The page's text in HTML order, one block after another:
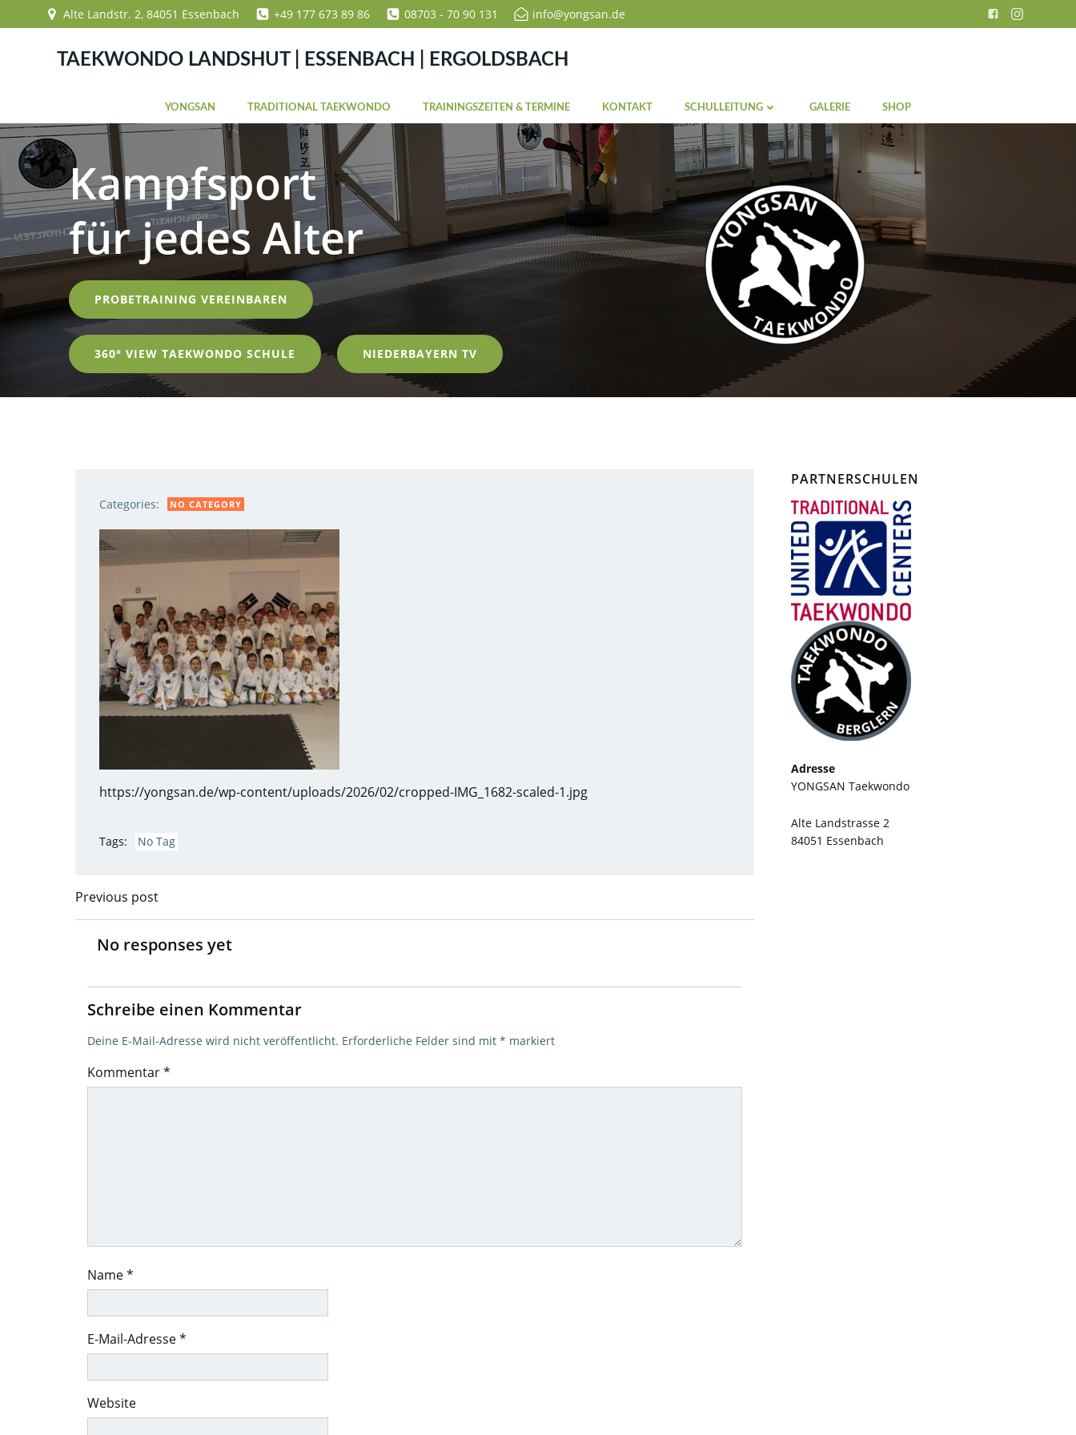
Inhalt
Alte Landstr. 2, 84051 Essenbach +49 177 673 89 86 08703 - 70 90 131 info@yongsan.de
TAEKWONDO LANDSHUT | ESSENBACH | ERGOLDSBACH
YONGSAN TRADITIONAL TAEKWONDO TRAININGSZEITEN & TERMINE KONTAKT SCHULLEITUNG GALERIE SHOP
Kampfsport
für jedes Alter
PROBETRAINING VEREINBAREN
360° VIEW TAEKWONDO SCHULE NIEDERBAYERN TV
Categories: NO CATEGORY
https://yongsan.de/wp-content/uploads/2026/02/cropped-IMG_1682-scaled-1.jpg
Tags: No Tag
Post
navigation
Previous post
No responses yet
Schreibe einen Kommentar
Deine E-Mail-Adresse wird nicht veröffentlicht. Erforderliche Felder sind mit * markiert
Kommentar*
Name*
E-Mail-Adresse*
Website
PARTNERSCHULEN
Adresse
YONGSAN Taekwondo
Alte Landstrasse 2
84051 Essenbach